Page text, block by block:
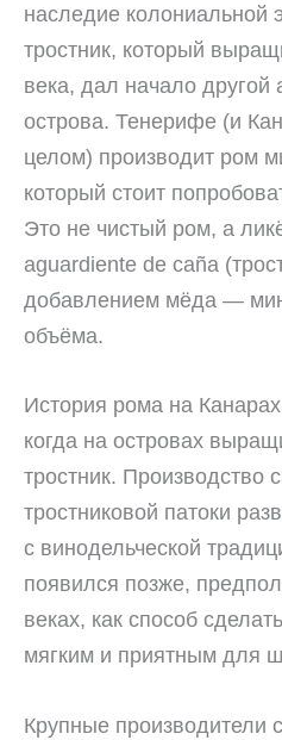
наследие колониальной
тростник, который
века, дал начало другой
острова. Тенерифе (и
целом) производит ром
который стоит
Это не чистый ром, а
aguardiente de caña
добавлением мёда —
объёма.
История рома на
когда на островах
тростник. Производство
тростниковой патоки
с винодельческой
появился позже,
веках, как способ
мягким и приятным для
Крупные производители